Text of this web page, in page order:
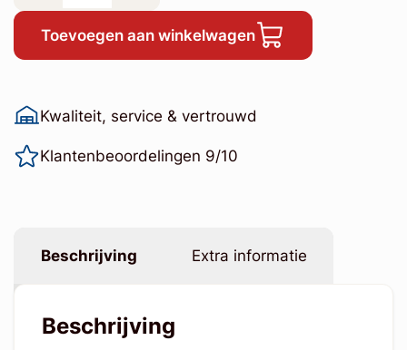
Toevoegen aan winkelwagen
Kwaliteit, service & vertrouwd
Klantenbeoordelingen 9/10
Beschrijving Extra informatie
Beschrijving